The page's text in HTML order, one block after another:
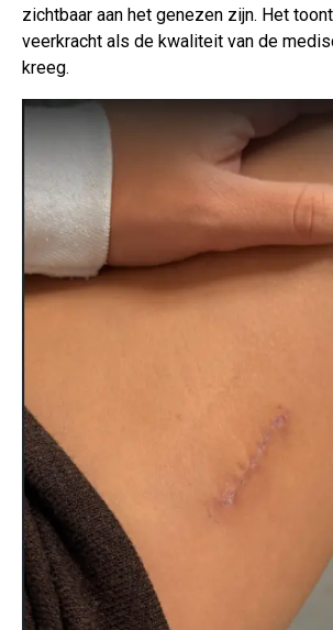
zichtbaar aan het genezen zijn. Het
veerkracht als de kwaliteit van de
kreeg.